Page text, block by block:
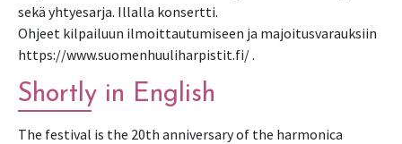
sekä yhtyesarja. Illalla konsertti.
Ohjeet kilpailuun ilmoittautumiseen ja majoitusvarauksiin
Shortly in English
The festival is the 20th anniversary of the harmonica